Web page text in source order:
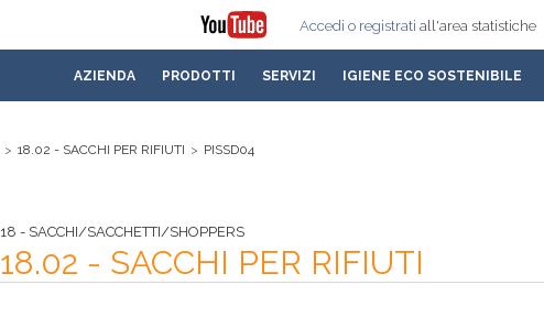
Accedi o registrati all'area statistiche
AZIENDA PRODOTTI SERVIZI IGIENE ECO SOSTENIBILE
> 18.02 - SACCHI PER RIFIUTI > PISSD04
18 - SACCHI/SACCHETTI/SHOPPERS
18.02 - SACCHI PER RIFIUTI